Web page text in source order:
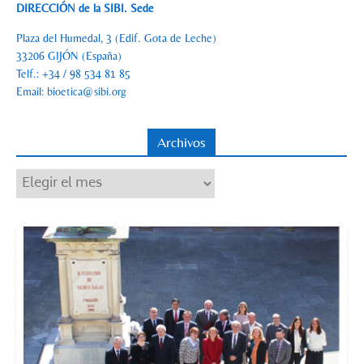
DIRECCIÓN de la SIBI. Sede
Plaza del Humedal, 3 (Edif. Gota de Leche)
33206 GIJÓN (España)
Telf.: +34 / 98 534 81 85
Email: bioetica@sibi.org
Archivos
Archivos